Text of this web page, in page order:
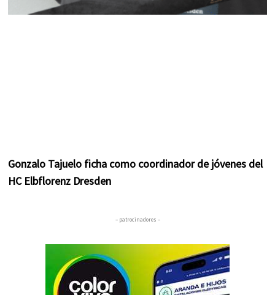
Gonzalo Tajuelo ficha como coordinador de jóvenes del
HC Elbflorenz Dresden
– patrocinadores –